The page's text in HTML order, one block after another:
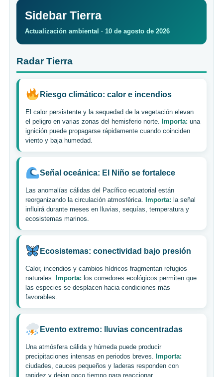
Sidebar Tierra
Actualización ambiental · 10 de agosto de 2026
Radar Tierra
Riesgo climático: calor e incendios
El calor persistente y la sequedad de la vegetación elevan
el peligro en varias zonas del hemisferio norte. Importa: una
ignición puede propagarse rápidamente cuando coinciden
viento y baja humedad.
Señal oceánica: El Niño se fortalece
Las anomalías cálidas del Pacífico ecuatorial están
reorganizando la circulación atmosférica. Importa: la señal
influirá durante meses en lluvias, sequías, temperatura y
ecosistemas marinos.
Ecosistemas: conectividad bajo presión
Calor, incendios y cambios hídricos fragmentan refugios
naturales. Importa: los corredores ecológicos permiten que
las especies se desplacen hacia condiciones más
favorables.
Evento extremo: lluvias concentradas
Una atmósfera cálida y húmeda puede producir
precipitaciones intensas en periodos breves. Importa:
ciudades, cauces pequeños y laderas responden con
rapidez y dejan poco tiempo para reaccionar.